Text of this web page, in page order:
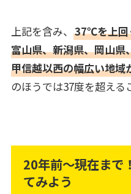
上記を含み、 37℃を上回
富山県、新潟県、岡山県
甲信越以西の幅広い地域
のほうでは37度を超える
20年前～現在まで
てみよう